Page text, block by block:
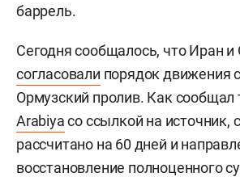
баррель.
Сегодня сообщалось, что Иран
согласовали порядок движения
Ормузский пролив. Как сообщал
Arabiyaсо ссылкой на источник,
рассчитано на 60 дней и
восстановление полноценного